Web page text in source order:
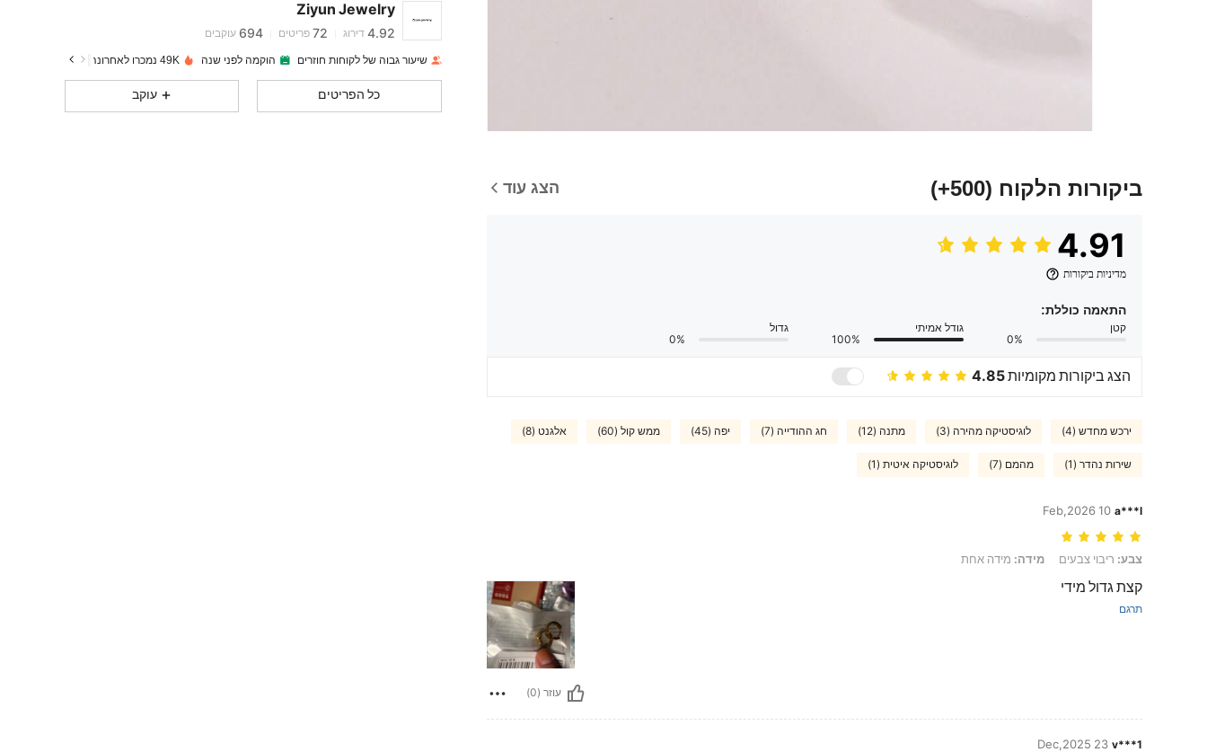
ביקורות הלקוח (500+) הצג עוד
4.91
מדיניות ביקורות
התאמה כוללת:
קטן
0%
גודל אמיתי
100%
גדול
0%
הצג ביקורות מקומיות4.85
ירכש מחדש (4) לוגיסטיקה מהירה (3) מתנה (12) חג ההודייה (7) יפה (45) ממש קול (60) אלגנט (8)
שירות נהדר (1) מהמם (7) לוגיסטיקה איטית (1)
a***l
10 Feb,2026
צבע: ריבוי צבעים, מידה: מידה אחת
צבע: ריבוי צבעים מידה: מידה אחת
קצת גדול מידי
תרגם
עוזר (0)
v***1
23 Dec,2025
Ziyun Jewelry
4.92 דירוג 72 פריטים 694 עוקבים
4.92
שיעור גבוה של לקוחות חוזרים הוקמה לפני שנה 49K נמכרו לאחרונה
כל הפריטים עוקב